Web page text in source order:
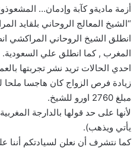
أزمة ماديةو كآبة وإدمان…
“الشيخ المعالج الروحاني بلقايد
انطلق الشيخ الروحاني المراكشي
المغرب , كما انطلق علي السعودية.
احدي الحالات تريد نشر تجربتها
زيادة فرص الزواج كان هاجسا ملحا
مبلغ 2760 اورو للشيخ.
لأنها على حد قولها بالدارجة
يأتي ويذهب).
كما نتشرف أن نعلن لسيادتكم أننا